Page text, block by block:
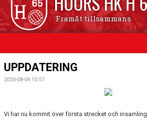
Framåt tillsammans
HEM
NYHETER
UPPDATERING
2025-08-04 10:57
Vi har nu kommit över första strecket och